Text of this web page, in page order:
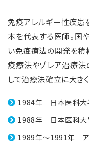
免疫アレルギー性疾患
本を代表する医師。国
い免疫療法の開発を積
疫療法やゾレア治療
して治療法確立に大き
1984年 日本医科
1988年 日本医科
1989年～1991年 ア